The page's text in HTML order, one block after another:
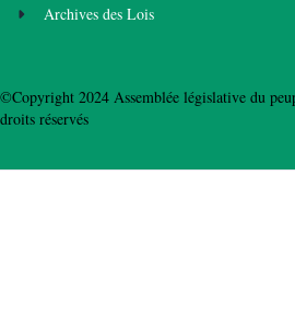
Archives des Lois
©Copyright 2024 Assemblée législative du
droits réservés